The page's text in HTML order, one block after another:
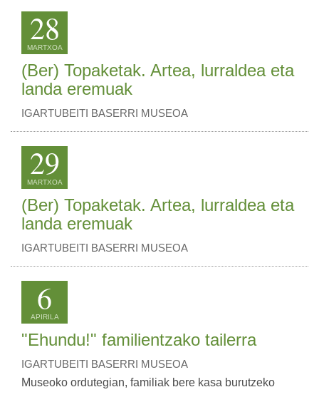
28
MARTXOA
(Ber) Topaketak. Artea, lurraldea eta
landa eremuak
IGARTUBEITI BASERRI MUSEOA
29
MARTXOA
(Ber) Topaketak. Artea, lurraldea eta
landa eremuak
IGARTUBEITI BASERRI MUSEOA
6
APIRILA
"Ehundu!" familientzako tailerra
IGARTUBEITI BASERRI MUSEOA
Museoko ordutegian, familiak bere kasa burutzeko